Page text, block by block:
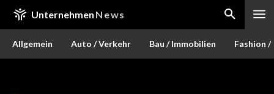
Unternehmen News
Allgemein Auto / Verkehr Bau / Immobilien Fashion /